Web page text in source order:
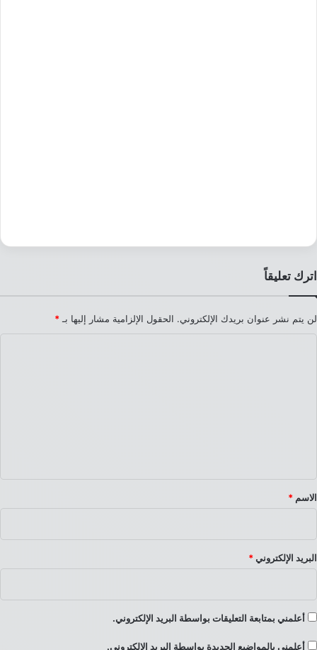
اترك تعليقاً
لن يتم نشر عنوان بريدك الإلكتروني. الحقول الإلزامية مشار إليها بـ *
*
الاسم *
البريد الإلكتروني *
أعلمني بمتابعة التعليقات بواسطة البريد الإلكتروني.
أعلمني بالمواضيع الجديدة بواسطة البريد الإلكتروني.